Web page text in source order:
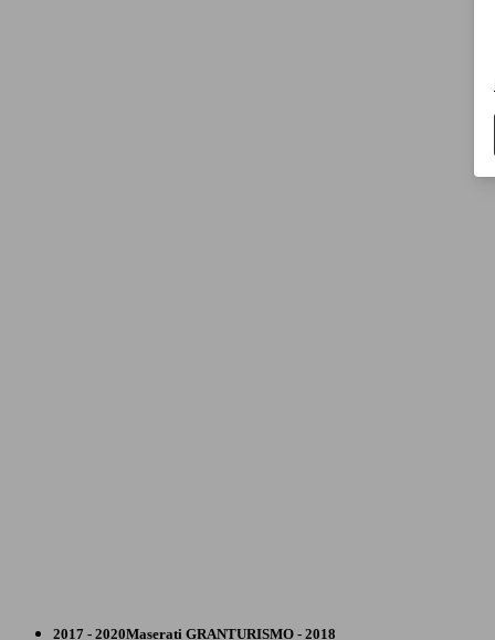
Coupé
2017 - 2020Maserati GRANTURISMO - 2018